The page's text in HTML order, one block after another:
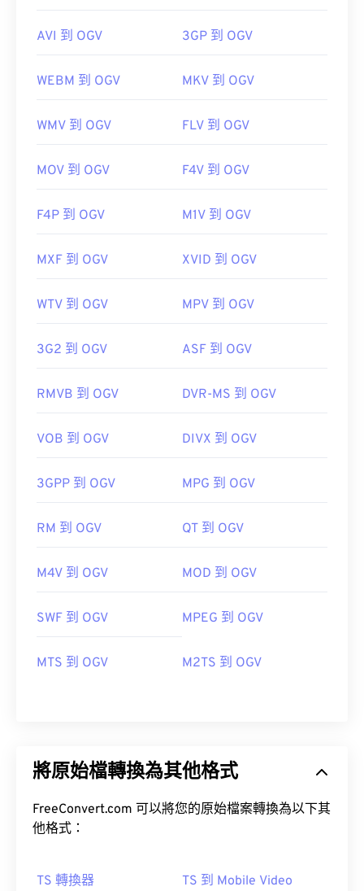
AVI 到 OGV 3GP 到 OGV
WEBM 到 OGV MKV 到 OGV
WMV 到 OGV FLV 到 OGV
MOV 到 OGV F4V 到 OGV
F4P 到 OGV M1V 到 OGV
MXF 到 OGV XVID 到 OGV
WTV 到 OGV MPV 到 OGV
3G2 到 OGV ASF 到 OGV
RMVB 到 OGV DVR-MS 到 OGV
VOB 到 OGV DIVX 到 OGV
3GPP 到 OGV MPG 到 OGV
RM 到 OGV QT 到 OGV
M4V 到 OGV MOD 到 OGV
SWF 到 OGV MPEG 到 OGV
MTS 到 OGV M2TS 到 OGV
將原始檔轉換為其他格式
FreeConvert.com 可以將您的原始檔案轉換為以下其
他格式：
TS 轉換器 TS 到 Mobile Video